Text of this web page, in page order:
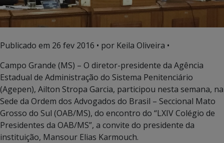
Publicado em 26 fev 2016 • por Keila Oliveira •
Campo Grande (MS) – O diretor-presidente da Agência
Estadual de Administração do Sistema Penitenciário
(Agepen), Ailton Stropa Garcia, participou nesta semana, na
Sede da Ordem dos Advogados do Brasil – Seccional Mato
Grosso do Sul (OAB/MS), do encontro do “LXIV Colégio de
Presidentes da OAB/MS”, a convite do presidente da
instituição, Mansour Elias Karmouch.